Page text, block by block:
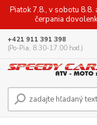
Piatok 7.8., v sobotu
čerpania
+421 911 391 398
(Po-Pia, 8.30-17.00 hod.)